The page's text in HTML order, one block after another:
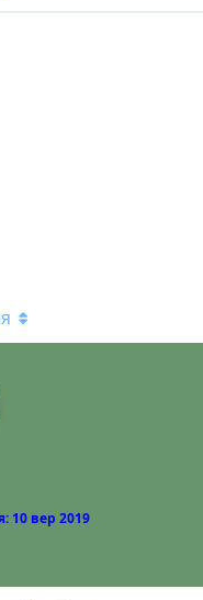
10 вер 2019